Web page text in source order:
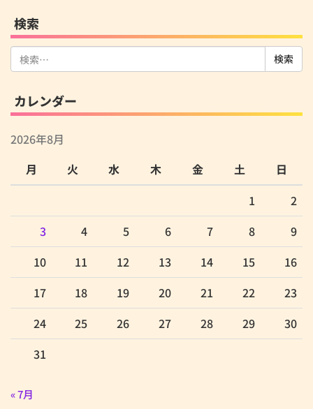
検索
検
索:
カレンダー
2026年8月
月
火 水 木 金 土
日
1
2
3
4 5 6 7 8
9
10
11 12 13 14 15
16
17
18 19 20 21 22
23
24
25 26 27 28 29
30
31
« 7月